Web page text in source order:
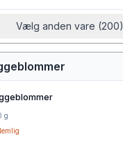
Vælg anden vare (200)
g